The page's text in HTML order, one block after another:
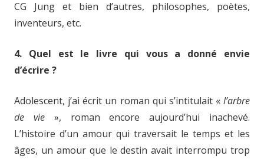
CG Jung et bien d’autres, philosophes, poètes,
inventeurs, etc.
4. Quel est le livre qui vous a donné envie
d’écrire ?
Adolescent, j’ai écrit un roman qui s’intitulait « l’arbre
de vie», roman encore aujourd’hui inachevé.
L’histoire d’un amour qui traversait le temps et les
âges, un amour que le destin avait interrompu trop